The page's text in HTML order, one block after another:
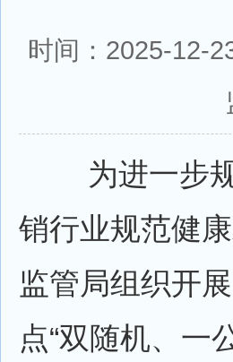
时间：2025-12-
为进一步规
销行业规范健
监管局组织开
点“双随机、一